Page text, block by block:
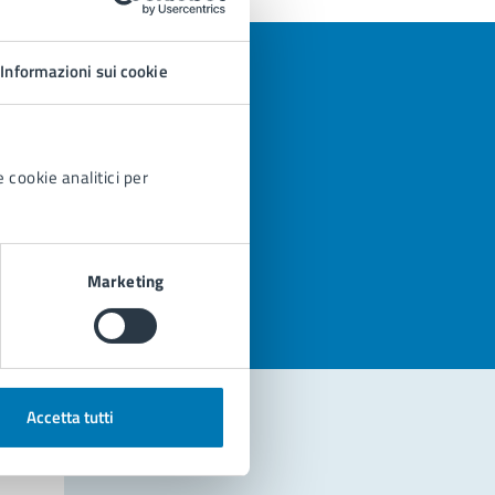
Informazioni sui cookie
cookie analitici per
Marketing
Accetta tutti